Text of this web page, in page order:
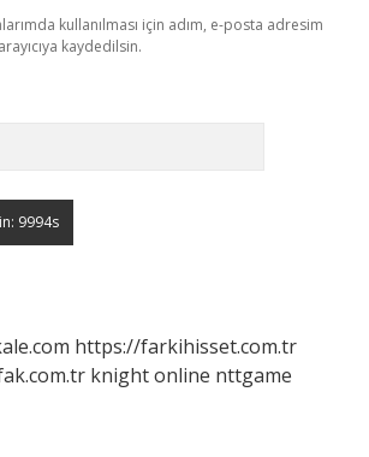
kullanılması için adım, e-posta adresim
kaydedilsin.
https://farkihisset.com.tr
knight online nttgame